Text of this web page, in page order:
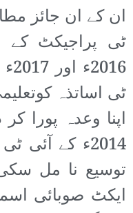
ان کے ان جائز
ٹی اساتذہ
اپنا وعدہ پورا
2014ء کے
توسیع نا مل
ایکٹ صوبائی